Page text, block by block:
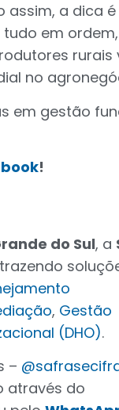
assim, a dica é
em ordem,
rurais
no
em gestão
!
do Sul, a
, Gestão
(DHO).
–
através do